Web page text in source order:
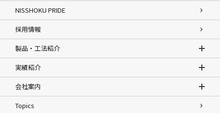
NISSHOKU PRIDE
採用情報
製品・工法紹介
実績紹介
会社案内
Topics